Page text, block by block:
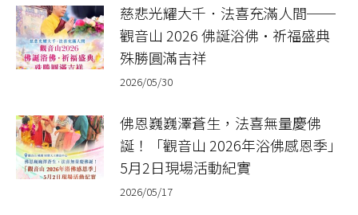
慈悲光耀大千．法喜充滿人間──
觀音山 2026 佛誕浴佛•祈福盛典
殊勝圓滿吉祥
2026/05/30
佛恩巍巍澤蒼生，法喜無量慶佛
誕！「觀音山 2026年浴佛感恩季」
5月2日現場活動紀實
2026/05/17